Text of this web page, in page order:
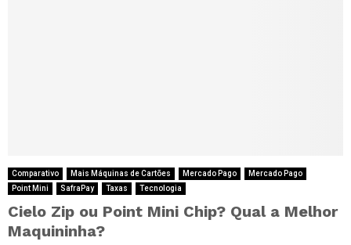
Comparativo Mais Máquinas de Cartões Mercado Pago
Mercado Pago
Point Mini
SafraPay Taxas Tecnologia
Cielo Zip ou Point Mini Chip? Qual a Melhor
Maquininha?